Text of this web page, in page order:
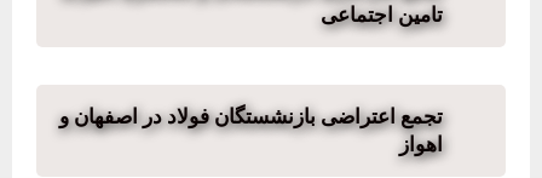
تامین اجتماعی
تجمع اعتراضی بازنشستگان فولاد در اصفهان و
اهواز